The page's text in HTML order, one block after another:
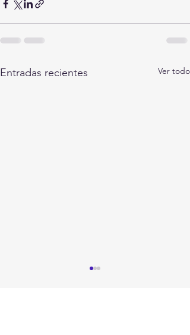
Entradas recientes Ver todo